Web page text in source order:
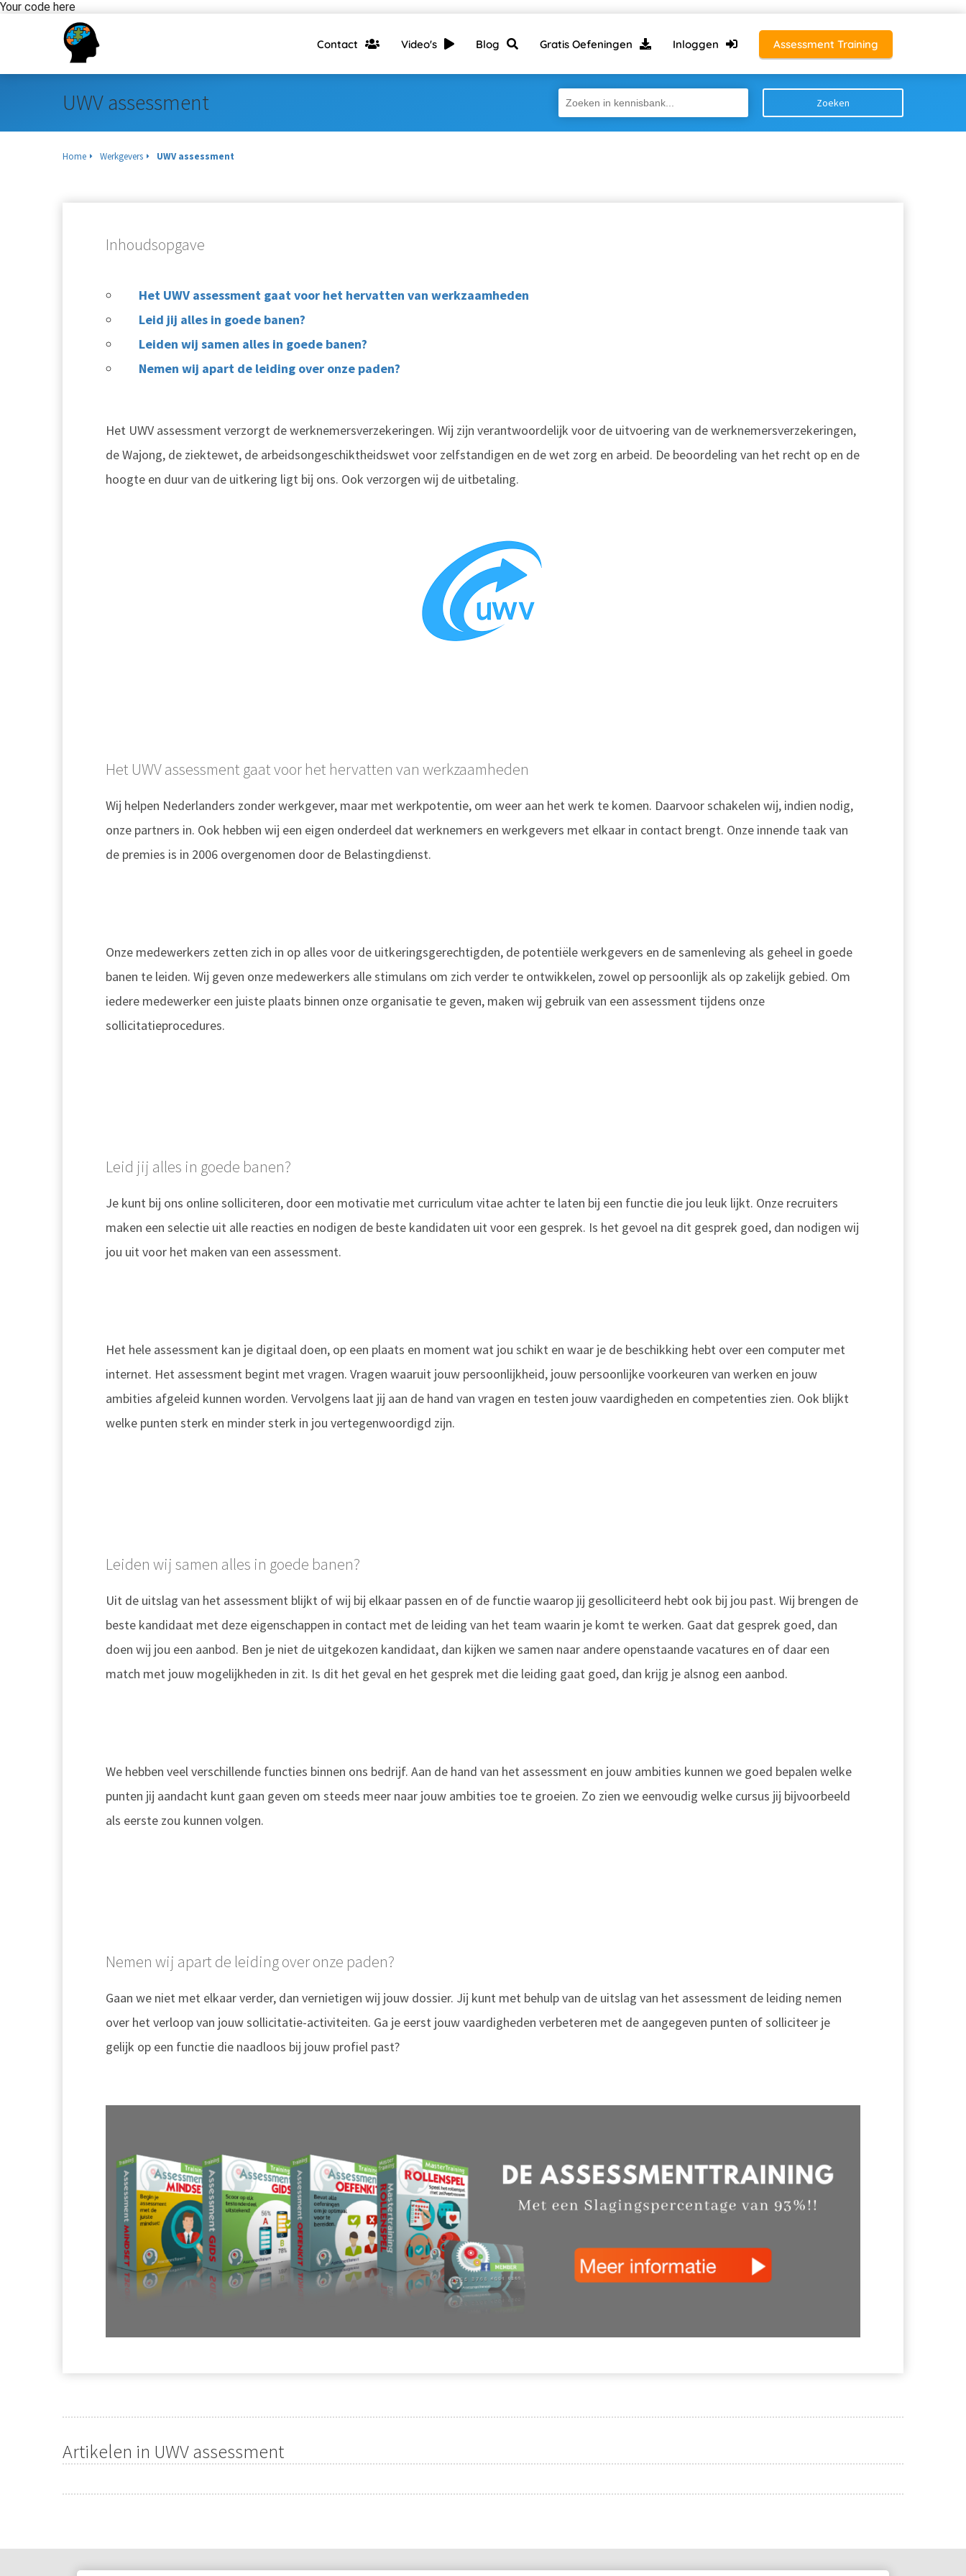
Your code here
Contact Video's Blog Gratis Oefeningen Inloggen Assessment Training
UWV assessment Zoeken
Home Werkgevers UWV assessment
Inhoudsopgave
Het UWV assessment gaat voor het hervatten van werkzaamheden
Leid jij alles in goede banen?
Leiden wij samen alles in goede banen?
Nemen wij apart de leiding over onze paden?
Het UWV assessment verzorgt de werknemersverzekeringen. Wij zijn verantwoordelijk voor de uitvoering van de werknemersverzekeringen,
de Wajong, de ziektewet, de arbeidsongeschiktheidswet voor zelfstandigen en de wet zorg en arbeid. De beoordeling van het recht op en de
hoogte en duur van de uitkering ligt bij ons. Ook verzorgen wij de uitbetaling.
Het UWV assessment gaat voor het hervatten van werkzaamheden
Wij helpen Nederlanders zonder werkgever, maar met werkpotentie, om weer aan het werk te komen. Daarvoor schakelen wij, indien nodig,
onze partners in. Ook hebben wij een eigen onderdeel dat werknemers en werkgevers met elkaar in contact brengt. Onze innende taak van
de premies is in 2006 overgenomen door de Belastingdienst.
Onze medewerkers zetten zich in op alles voor de uitkeringsgerechtigden, de potentiële werkgevers en de samenleving als geheel in goede
banen te leiden. Wij geven onze medewerkers alle stimulans om zich verder te ontwikkelen, zowel op persoonlijk als op zakelijk gebied. Om
iedere medewerker een juiste plaats binnen onze organisatie te geven, maken wij gebruik van een assessment tijdens onze
sollicitatieprocedures.
Leid jij alles in goede banen?
Je kunt bij ons online solliciteren, door een motivatie met curriculum vitae achter te laten bij een functie die jou leuk lijkt. Onze recruiters
maken een selectie uit alle reacties en nodigen de beste kandidaten uit voor een gesprek. Is het gevoel na dit gesprek goed, dan nodigen wij
jou uit voor het maken van een assessment.
Het hele assessment kan je digitaal doen, op een plaats en moment wat jou schikt en waar je de beschikking hebt over een computer met
internet. Het assessment begint met vragen. Vragen waaruit jouw persoonlijkheid, jouw persoonlijke voorkeuren van werken en jouw
ambities afgeleid kunnen worden. Vervolgens laat jij aan de hand van vragen en testen jouw vaardigheden en competenties zien. Ook blijkt
welke punten sterk en minder sterk in jou vertegenwoordigd zijn.
Leiden wij samen alles in goede banen?
Uit de uitslag van het assessment blijkt of wij bij elkaar passen en of de functie waarop jij gesolliciteerd hebt ook bij jou past. Wij brengen de
beste kandidaat met deze eigenschappen in contact met de leiding van het team waarin je komt te werken. Gaat dat gesprek goed, dan
doen wij jou een aanbod. Ben je niet de uitgekozen kandidaat, dan kijken we samen naar andere openstaande vacatures en of daar een
match met jouw mogelijkheden in zit. Is dit het geval en het gesprek met die leiding gaat goed, dan krijg je alsnog een aanbod.
We hebben veel verschillende functies binnen ons bedrijf. Aan de hand van het assessment en jouw ambities kunnen we goed bepalen welke
punten jij aandacht kunt gaan geven om steeds meer naar jouw ambities toe te groeien. Zo zien we eenvoudig welke cursus jij bijvoorbeeld
als eerste zou kunnen volgen.
Nemen wij apart de leiding over onze paden?
Gaan we niet met elkaar verder, dan vernietigen wij jouw dossier. Jij kunt met behulp van de uitslag van het assessment de leiding nemen
over het verloop van jouw sollicitatie-activiteiten. Ga je eerst jouw vaardigheden verbeteren met de aangegeven punten of solliciteer je
gelijk op een functie die naadloos bij jouw profiel past?
Artikelen in UWV assessment